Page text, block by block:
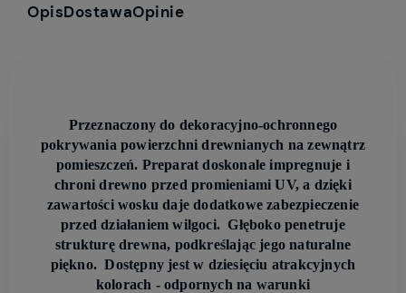
OpisDostawaOpinie
Przeznaczony do dekoracyjno-ochronnego
pokrywania powierzchni drewnianych na zewnątrz
pomieszczeń. Preparat doskonale impregnuje i
chroni drewno przed promieniami UV, a dzięki
zawartości wosku daje dodatkowe zabezpieczenie
przed działaniem wilgoci. Głęboko penetruje
strukturę drewna, podkreślając jego naturalne
piękno. Dostępny jest w dziesięciu atrakcyjnych
kolorach - odpornych na warunki